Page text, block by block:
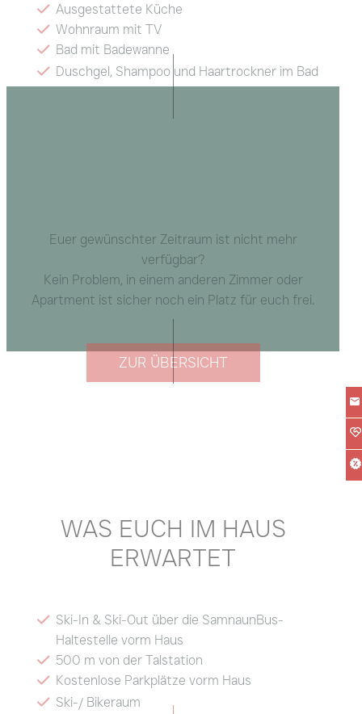
Ausgestattete Küche
Wohnraum mit TV
Bad mit Badewanne
Duschgel, Shampoo und Haartrockner im Bad
Badetücher und Küchenwäsche inklusive
Euer gewünschter Zeitraum ist nicht mehr
verfügbar?
Kein Problem, in einem anderen Zimmer oder
Apartment ist sicher noch ein Platz für euch frei.
ZUR ÜBERSICHT
WAS EUCH IM HAUS
ERWARTET
Ski-In & Ski-Out über die SamnaunBus-
Haltestelle vorm Haus
500 m von der Talstation
Kostenlose Parkplätze vorm Haus
Ski-/ Bikeraum